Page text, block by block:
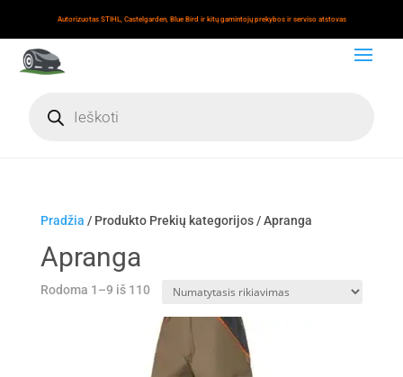
Autorizuotas STIHL, Castelgarden, Blue Bird ir kitų gamintojų prekybos ir serviso atstovas
search
Pradžia / Produkto Prekių kategorijos / Apranga
Apranga
Rodoma 1–9 iš 110